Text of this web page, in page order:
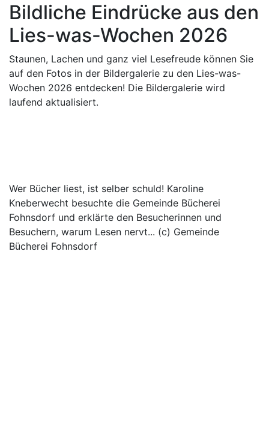
Bildliche Eindrücke aus den
Lies-was-Wochen 2026
Staunen, Lachen und ganz viel Lesefreude können Sie
auf den Fotos in der Bildergalerie zu den Lies-was-
Wochen 2026 entdecken! Die Bildergalerie wird
laufend aktualisiert.
Wer Bücher liest, ist selber schuld! Karoline
Kneberwecht besuchte die Gemeinde Bücherei
Fohnsdorf und erklärte den Besucherinnen und
Besuchern, warum Lesen nervt... (c) Gemeinde
Bücherei Fohnsdorf